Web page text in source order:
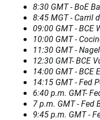
8:30 GMT - BoE
8:45 MGT - Carril
09:00 GMT - BCE
10:00 GMT -
11:30 GMT -
12:30 GMT- BCE
14:00 GMT - BCE
14:15 GMT - Fed
6:40 p.m. GMT-
7 p.m. GMT - Fed
9:45 p.m. GMT -